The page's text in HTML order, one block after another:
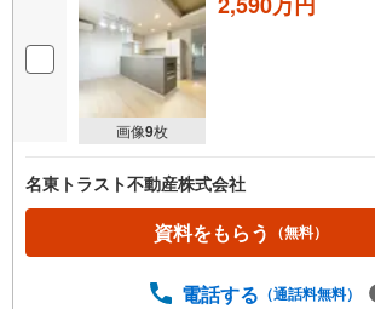
画像9枚
名東トラスト不動産株式会社
資料をもらう （無料）
電話する （通話料無料）